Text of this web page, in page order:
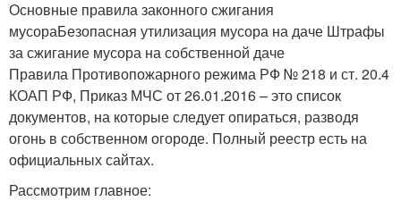
Основные правила законного сжигания
мусораБезопасная утилизация мусора на даче Штрафы
за сжигание мусора на собственной даче
Правила Противопожарного режима РФ № 218 и ст. 20.4
КОАП РФ, Приказ МЧС от 26.01.2016 – это список
документов, на которые следует опираться, разводя
огонь в собственном огороде. Полный реестр есть на
официальных сайтах.
Рассмотрим главное: